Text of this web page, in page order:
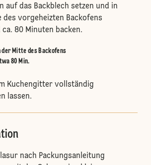
auf das Backblech setzen und in
des vorgeheizten Backofens
80 Minuten backen.
der Mitte des Backofens
80 Min.
Kuchengitter vollständig
lassen.
nach Packungsanleitung